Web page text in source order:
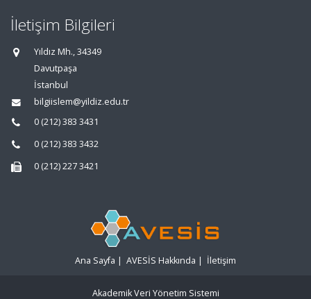
İletişim Bilgileri
Yıldız Mh., 34349
Davutpaşa
İstanbul
bilgiislem@yildiz.edu.tr
0 (212) 383 3431
0 (212) 383 3432
0 (212) 227 3421
Ana Sayfa | AVESİS Hakkında | İletişim
Akademik Veri Yönetim Sistemi